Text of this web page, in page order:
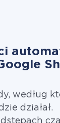
według
działał.